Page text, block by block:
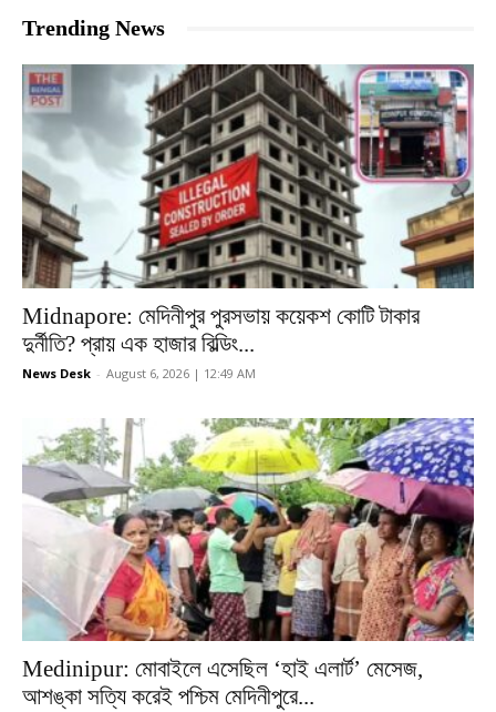
Trending News
Midnapore: মেদিনীপুর পুরসভায় কয়েকশ কোটি টাকার
দুর্নীতি? প্রায় এক হাজার বিল্ডিং...
News Desk - August 6, 2026 | 12:49 AM
Medinipur: মোবাইলে এসেছিল ‘হাই এলার্ট’ মেসেজ,
আশঙ্কা সত্যি করেই পশ্চিম মেদিনীপুরে...